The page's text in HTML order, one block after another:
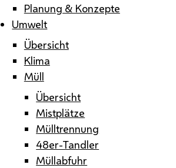
Planung & Konzepte
Umwelt
Übersicht
Klima
Müll
Übersicht
Mistplätze
Mülltrennung
48er-Tandler
Müllabfuhr